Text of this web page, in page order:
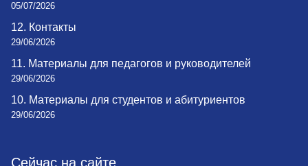
05/07/2026
12. Контакты
29/06/2026
11. Материалы для педагогов и руководителей
29/06/2026
10. Материалы для студентов и абитуриентов
29/06/2026
Сейчас на сайте